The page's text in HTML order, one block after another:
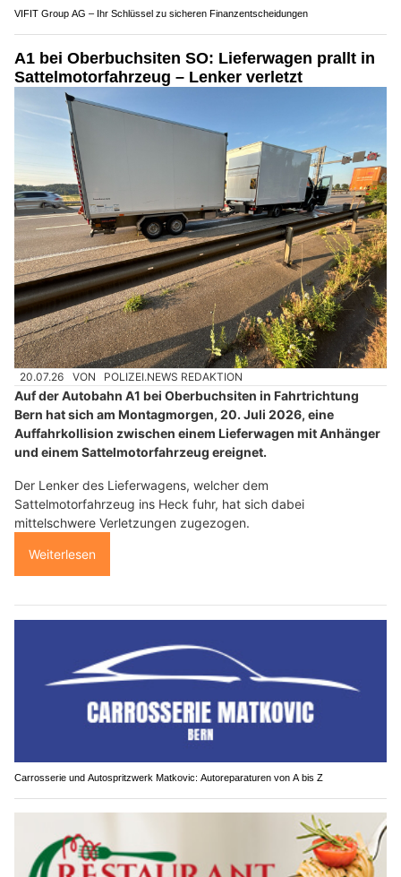
VIFIT Group AG – Ihr Schlüssel zu sicheren Finanzentscheidungen
A1 bei Oberbuchsiten SO: Lieferwagen prallt in
Sattelmotorfahrzeug – Lenker verletzt
20.07.26 VON POLIZEI.NEWS REDAKTION
Auf der Autobahn A1 bei Oberbuchsiten in Fahrtrichtung
Bern hat sich am Montagmorgen, 20. Juli 2026, eine
Auffahrkollision zwischen einem Lieferwagen mit Anhänger
und einem Sattelmotorfahrzeug ereignet.
Der Lenker des Lieferwagens, welcher dem
Sattelmotorfahrzeug ins Heck fuhr, hat sich dabei
mittelschwere Verletzungen zugezogen.
Weiterlesen
Carrosserie und Autospritzwerk Matkovic: Autoreparaturen von A bis Z